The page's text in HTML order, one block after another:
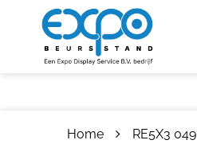
Home RE5X3 049